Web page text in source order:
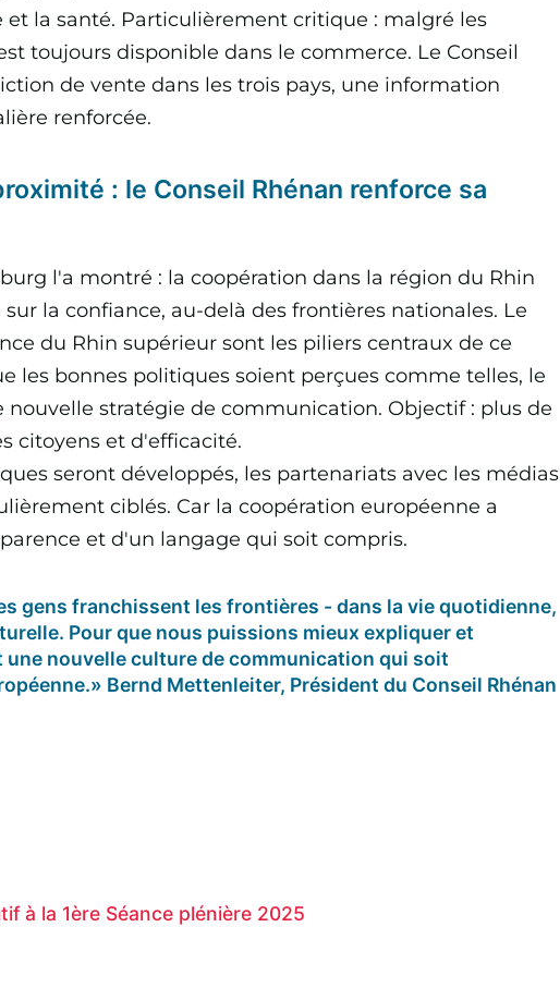
la santé. Particulièrement critique : malgré les
toujours disponible dans le commerce. Le Conseil
de vente dans les trois pays, une information
renforcée.
: le Conseil Rhénan renforce sa
l'a montré : la coopération dans la région du Rhin
la confiance, au-delà des frontières nationales. Le
du Rhin supérieur sont les piliers centraux de ce
les bonnes politiques soient perçues comme telles, le
nouvelle stratégie de communication. Objectif : plus de
citoyens et d'efficacité.
seront développés, les partenariats avec les médias
ciblés. Car la coopération européenne a
et d'un langage qui soit compris.
gens franchissent les frontières - dans la vie quotidienne,
Pour que nous puissions mieux expliquer et
nouvelle culture de communication qui soit
Bernd Mettenleiter, Président du Conseil Rhénan
à la 1ère Séance plénière 2025